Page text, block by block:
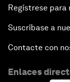
Regístrese para
Suscríbase a
Contacte con
Enlaces